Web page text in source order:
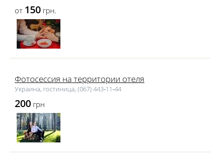
от 150 грн.
Фотосессия на территории отеля
Украина, гостиница, (067) 443‑11‑44
200 грн